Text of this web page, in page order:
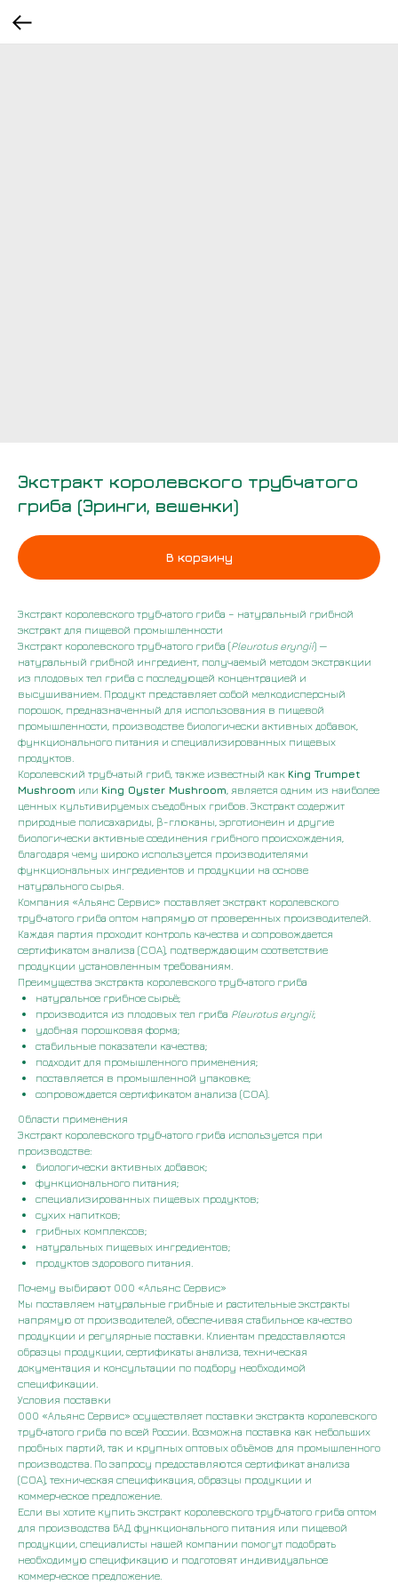
Экстракт королевского трубчатого
гриба (Эринги, вешенки)
В корзину
Экстракт королевского трубчатого гриба – натуральный грибной
экстракт для пищевой промышленности
Экстракт королевского трубчатого гриба (Pleurotus eryngii) —
натуральный грибной ингредиент, получаемый методом экстракции
из плодовых тел гриба с последующей концентрацией и
высушиванием. Продукт представляет собой мелкодисперсный
порошок, предназначенный для использования в пищевой
промышленности, производстве биологически активных добавок,
функционального питания и специализированных пищевых
продуктов.
Королевский трубчатый гриб, также известный как King Trumpet
Mushroom или King Oyster Mushroom, является одним из наиболее
ценных культивируемых съедобных грибов. Экстракт содержит
природные полисахариды, β-глюканы, эрготионеин и другие
биологически активные соединения грибного происхождения,
благодаря чему широко используется производителями
функциональных ингредиентов и продукции на основе
натурального сырья.
Компания «Альянс Сервис» поставляет экстракт королевского
трубчатого гриба оптом напрямую от проверенных производителей.
Каждая партия проходит контроль качества и сопровождается
сертификатом анализа (COA), подтверждающим соответствие
продукции установленным требованиям.
Преимущества экстракта королевского трубчатого гриба
натуральное грибное сырьё;
производится из плодовых тел гриба Pleurotus eryngii;
удобная порошковая форма;
стабильные показатели качества;
подходит для промышленного применения;
поставляется в промышленной упаковке;
сопровождается сертификатом анализа (COA).
Области применения
Экстракт королевского трубчатого гриба используется при
производстве:
биологически активных добавок;
функционального питания;
специализированных пищевых продуктов;
сухих напитков;
грибных комплексов;
натуральных пищевых ингредиентов;
продуктов здорового питания.
Почему выбирают ООО «Альянс Сервис»
Мы поставляем натуральные грибные и растительные экстракты
напрямую от производителей, обеспечивая стабильное качество
продукции и регулярные поставки. Клиентам предоставляются
образцы продукции, сертификаты анализа, техническая
документация и консультации по подбору необходимой
спецификации.
Условия поставки
ООО «Альянс Сервис» осуществляет поставки экстракта королевского
трубчатого гриба по всей России. Возможна поставка как небольших
пробных партий, так и крупных оптовых объёмов для промышленного
производства. По запросу предоставляются сертификат анализа
(COA), техническая спецификация, образцы продукции и
коммерческое предложение.
Если вы хотите купить экстракт королевского трубчатого гриба оптом
для производства БАД, функционального питания или пищевой
продукции, специалисты нашей компании помогут подобрать
необходимую спецификацию и подготовят индивидуальное
коммерческое предложение.